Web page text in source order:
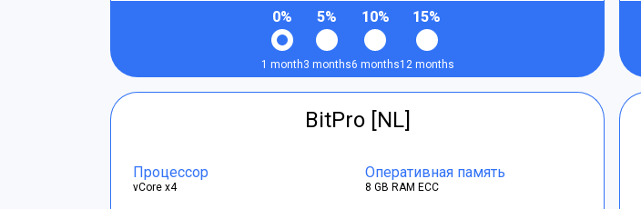
0%
1 month
5%
3 months
10%
6 months
15%
12 months
BitPro [NL]
Процессор
vCore x4
Оперативная память
8 GB RAM ECC